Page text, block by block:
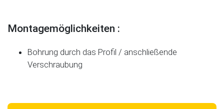
Montagemöglichkeiten :
Bohrung durch das Profil / anschließende
Verschraubung